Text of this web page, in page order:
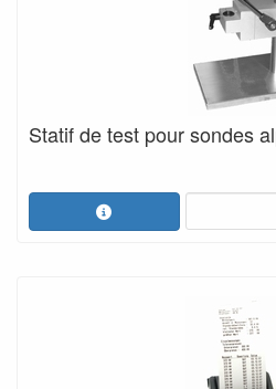
Statif de test pour sondes